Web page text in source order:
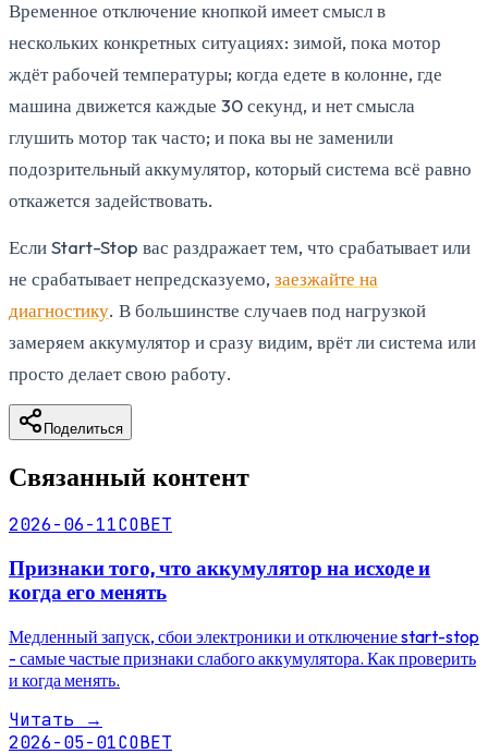
Временное отключение кнопкой имеет смысл в
нескольких конкретных ситуациях: зимой, пока мотор
ждёт рабочей температуры; когда едете в колонне, где
машина движется каждые 30 секунд, и нет смысла
глушить мотор так часто; и пока вы не заменили
подозрительный аккумулятор, который система всё равно
откажется задействовать.
Если Start-Stop вас раздражает тем, что срабатывает или
не срабатывает непредсказуемо, заезжайте на
диагностику. В большинстве случаев под нагрузкой
замеряем аккумулятор и сразу видим, врёт ли система или
просто делает свою работу.
Поделиться
Связанный контент
2026-06-11СОВЕТ
Признаки того, что аккумулятор на исходе и
когда его менять
Медленный запуск, сбои электроники и отключение start-stop
- самые частые признаки слабого аккумулятора. Как проверить
и когда менять.
Читать →
2026-05-01СОВЕТ